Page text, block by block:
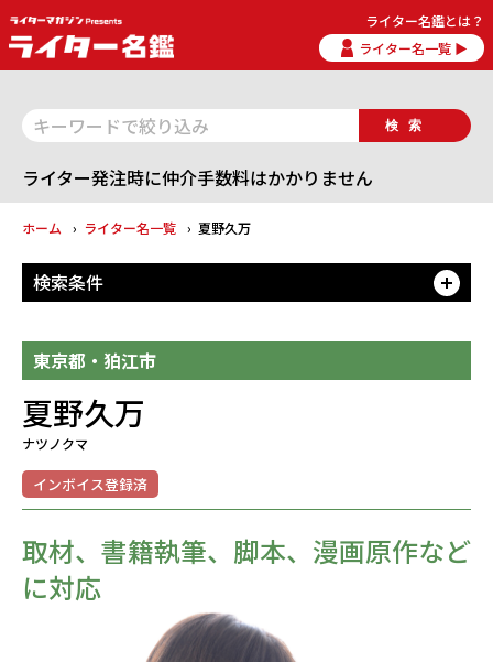
ライター名鑑とは？
ライター名一覧 ▶
検索
ライター発注時に仲介手数料はかかりません
ホーム ライター名一覧 夏野久万
検索条件
東京都・狛江市
夏野久万
ナツノクマ
インボイス登録済
取材、書籍執筆、脚本、漫画原作など
に対応